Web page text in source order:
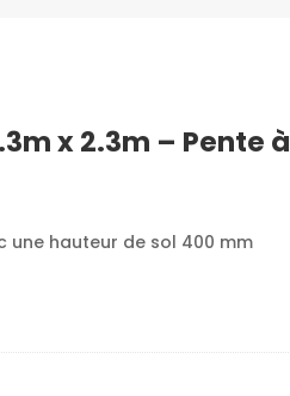
x 2.3m – Pente à
une hauteur de sol 400 mm